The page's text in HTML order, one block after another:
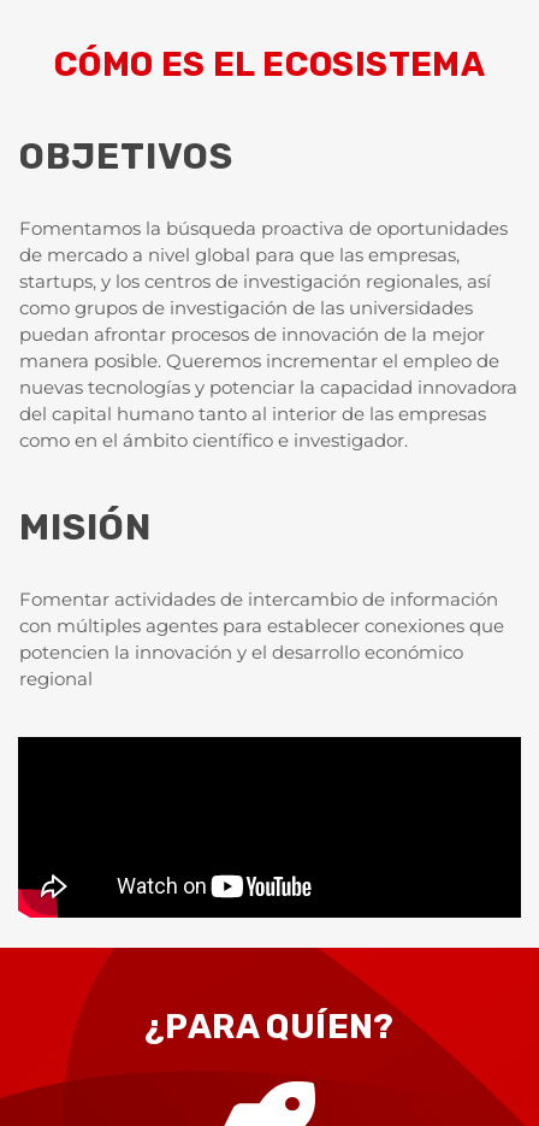
CÓMO ES EL ECOSISTEMA
OBJETIVOS
Fomentamos la búsqueda proactiva de oportunidades
de mercado a nivel global para que las empresas,
startups, y los centros de investigación regionales, así
como grupos de investigación de las universidades
puedan afrontar procesos de innovación de la mejor
manera posible. Queremos incrementar el empleo de
nuevas tecnologías y potenciar la capacidad innovadora
del capital humano tanto al interior de las empresas
como en el ámbito científico e investigador.
MISIÓN
Fomentar actividades de intercambio de información
con múltiples agentes para establecer conexiones que
potencien la innovación y el desarrollo económico
regional
¿PARA QUÍEN?